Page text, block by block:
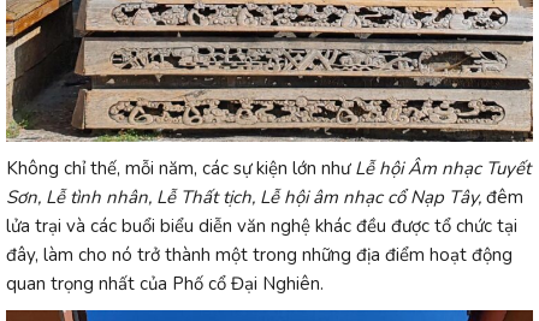
Không chỉ thế, mỗi năm, các sự kiện lớn như Lễ hội Âm nhạc Tuyết
Sơn, Lễ tình nhân, Lễ Thất tịch, Lễ hội âm nhạc cổ Nạp Tây, đêm
lửa trại và các buổi biểu diễn văn nghệ khác đều được tổ chức tại
đây, làm cho nó trở thành một trong những địa điểm hoạt động
quan trọng nhất của Phố cổ Đại Nghiên.